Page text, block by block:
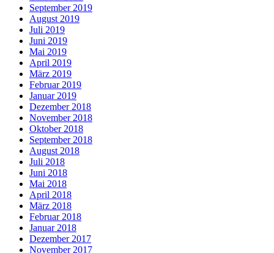
September 2019
August 2019
Juli 2019
Juni 2019
Mai 2019
April 2019
März 2019
Februar 2019
Januar 2019
Dezember 2018
November 2018
Oktober 2018
September 2018
August 2018
Juli 2018
Juni 2018
Mai 2018
April 2018
März 2018
Februar 2018
Januar 2018
Dezember 2017
November 2017